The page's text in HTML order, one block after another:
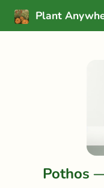
Plant
Pothos